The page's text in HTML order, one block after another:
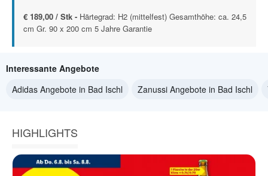
€ 189,00 / Stk - Härtegrad: H2 (mittelfest) Gesamthöhe: ca. 24,5
cm Gr. 90 x 200 cm 5 Jahre Garantie
Interessante Angebote
Adidas Angebote in Bad Ischl
Zanussi Angebote in Bad Ischl
HIGHLIGHTS